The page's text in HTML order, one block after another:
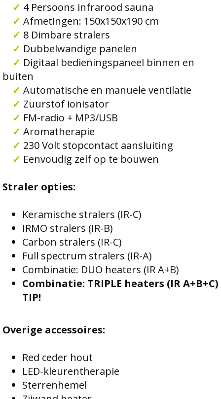
✓ 4 Persoons infrarood sauna
✓ Afmetingen: 150x150x190 cm
✓ 8 Dimbare stralers
✓ Dubbelwandige panelen
✓ Digitaal bedieningspaneel binnen en
buiten
✓ Automatische en manuele ventilatie
✓ Zuurstof ionisator
✓ FM-radio + MP3/USB
✓ Aromatherapie
✓ 230 Volt stopcontact aansluiting
✓ Eenvoudig zelf op te bouwen
Straler opties:
Keramische stralers (IR-C)
IRMO stralers (IR-B)
Carbon stralers (IR-C)
Full spectrum stralers (IR-A)
Combinatie: DUO heaters (IR A+B)
Combinatie: TRIPLE heaters (IR A+B+C)
TIP!
Overige accessoires:
Red ceder hout
LED-kleurentherapie
Sterrenhemel